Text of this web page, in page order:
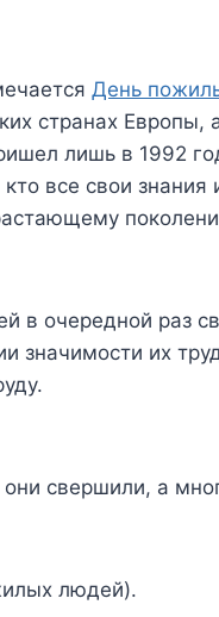
День
странах Европы,
лишь в 1992
все свои знания
очередной раз
значимости их
свершили, а
людей).